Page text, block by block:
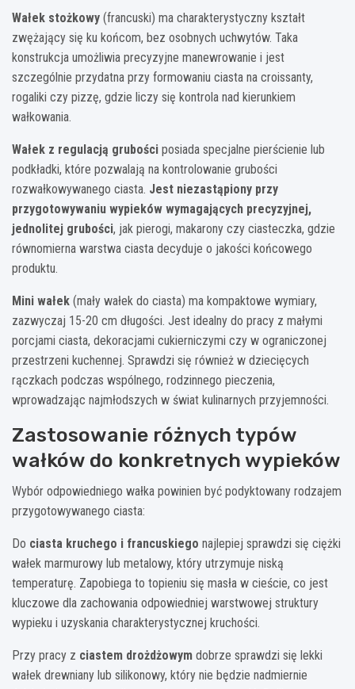
Wałek stożkowy (francuski) ma charakterystyczny kształt
zwężający się ku końcom, bez osobnych uchwytów. Taka
konstrukcja umożliwia precyzyjne manewrowanie i jest
szczególnie przydatna przy formowaniu ciasta na croissanty,
rogaliki czy pizzę, gdzie liczy się kontrola nad kierunkiem
wałkowania.
Wałek z regulacją grubości posiada specjalne pierścienie lub
podkładki, które pozwalają na kontrolowanie grubości
rozwałkowywanego ciasta. Jest niezastąpiony przy
przygotowywaniu wypieków wymagających precyzyjnej,
jednolitej grubości, jak pierogi, makarony czy ciasteczka, gdzie
równomierna warstwa ciasta decyduje o jakości końcowego
produktu.
Mini wałek (mały wałek do ciasta) ma kompaktowe wymiary,
zazwyczaj 15-20 cm długości. Jest idealny do pracy z małymi
porcjami ciasta, dekoracjami cukierniczymi czy w ograniczonej
przestrzeni kuchennej. Sprawdzi się również w dziecięcych
rączkach podczas wspólnego, rodzinnego pieczenia,
wprowadzając najmłodszych w świat kulinarnych przyjemności.
Zastosowanie różnych typów
wałków do konkretnych wypieków
Wybór odpowiedniego wałka powinien być podyktowany rodzajem
przygotowywanego ciasta:
Do ciasta kruchego i francuskiego najlepiej sprawdzi się ciężki
wałek marmurowy lub metalowy, który utrzymuje niską
temperaturę. Zapobiega to topieniu się masła w cieście, co jest
kluczowe dla zachowania odpowiedniej warstwowej struktury
wypieku i uzyskania charakterystycznej kruchości.
Przy pracy z ciastem drożdżowym dobrze sprawdzi się lekki
wałek drewniany lub silikonowy, który nie będzie nadmiernie